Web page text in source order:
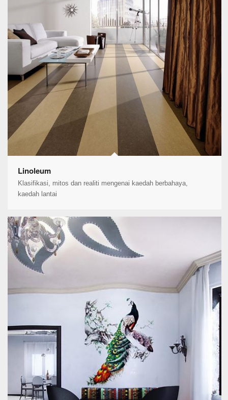
Linoleum
Klasifikasi, mitos dan realiti mengenai kaedah berbahaya,
kaedah lantai